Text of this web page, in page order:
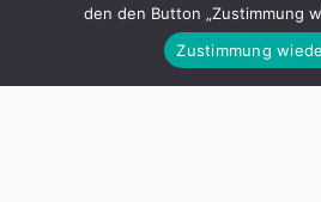
selten. Zu austauschbar sind oft
Städtewerber. Erraten Sie,
den den Button „Zustimmung
Zustimmung